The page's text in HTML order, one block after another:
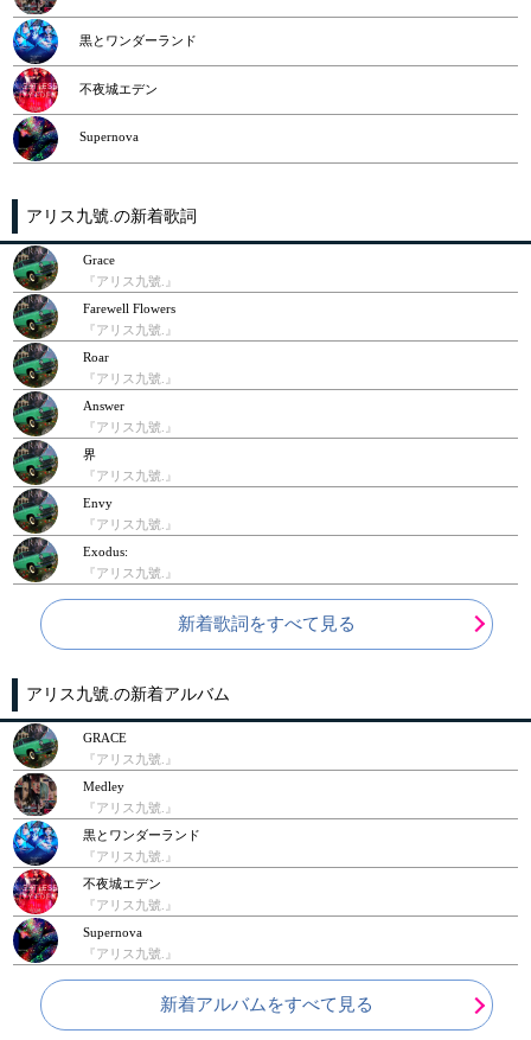
黒とワンダーランド
不夜城エデン
Supernova
アリス九號.の新着歌詞
Grace
『アリス九號.』
Farewell Flowers
『アリス九號.』
Roar
『アリス九號.』
Answer
『アリス九號.』
界
『アリス九號.』
Envy
『アリス九號.』
Exodus:
『アリス九號.』
新着歌詞をすべて見る
アリス九號.の新着アルバム
GRACE
『アリス九號.』
Medley
『アリス九號.』
黒とワンダーランド
『アリス九號.』
不夜城エデン
『アリス九號.』
Supernova
『アリス九號.』
新着アルバムをすべて見る